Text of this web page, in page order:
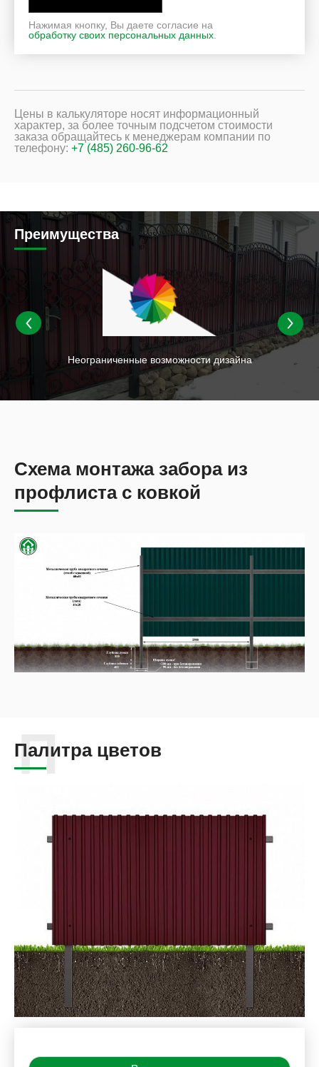
Нажимая кнопку, Вы даете согласие на
обработку своих персональных данных
Цены в калькуляторе носят информационный
характер, за более точным подсчетом стоимости
заказа обращайтесь к менеджерам компании по
телефону: +7 (485) 260-96-62
Преимущества
Неограниченные возможности дизайна
Схема монтажа забора из
профлиста с ковкой
Палитра цветов